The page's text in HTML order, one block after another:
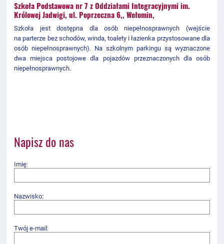
Szkoła Podstawowa nr 7 z Oddziałami Integracyjnymi im.
Królowej Jadwigi, ul. Poprzeczna 6,, Wołomin,
Szkoła jest dostępna dla osób niepełnosprawnych (wejście
na parterze bez schodów, winda, toalety i łazienka przystosowane dla
osób niepełnosprawnych). Na szkolnym parkingu są wyznaczone
dwa miejsca postojowe dla pojazdów przeznaczonych dla osób
niepełnosprawnych.
Napisz do nas
Imię:
Nazwisko:
Twój e-mail: